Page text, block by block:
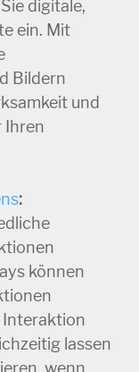
digitale,
ein. Mit
Bildern
und
Ihren
:
können
Interaktion
lassen